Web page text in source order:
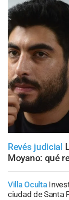
Revés judicial
Moyano: qué
Villa Oculta
ciudad de Santa